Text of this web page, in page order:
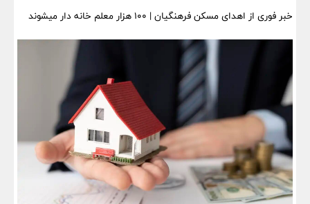
خبر فوری از اهدای مسکن فرهنگیان | 100 هزار معلم خانه دار میشوند